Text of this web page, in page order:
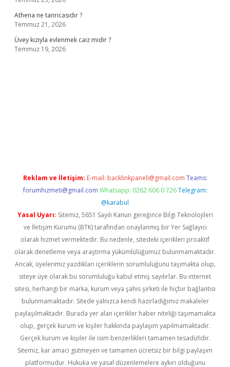
Athena ne tanricasıdır ?
Temmuz 21, 2026
Üvey kızıyla evlenmek caiz midir ?
Temmuz 19, 2026
Reklam ve İletişim: E-mail: backlinkpaneli@gmail.com Teams:
forumhizmeti@gmail.com Whatsapp: 0262 606 0 726 Telegram:
@karabul
Yasal Uyarı: Sitemiz, 5651 Sayılı Kanun gereğince Bilgi Teknolojileri
ve İletişim Kurumu (BTK) tarafından onaylanmış bir Yer Sağlayıcı
olarak hizmet vermektedir. Bu nedenle, sitedeki içerikleri proaktif
olarak denetleme veya araştırma yükümlülüğümüz bulunmamaktadır.
Ancak, üyelerimiz yazdıkları içeriklerin sorumluluğunu taşımakta olup,
siteye üye olarak bu sorumluluğu kabul etmiş sayılırlar. Bu internet
sitesi, herhangi bir marka, kurum veya şahıs şirketi ile hiçbir bağlantısı
bulunmamaktadır. Sitede yalnızca kendi hazırladığımız makaleler
paylaşılmaktadır. Burada yer alan içerikler haber niteliği taşımamakta
olup, gerçek kurum ve kişiler hakkında paylaşım yapılmamaktadır.
Gerçek kurum ve kişiler ile isim benzerlikleri tamamen tesadüfidir.
Sitemiz, kar amacı gütmeyen ve tamamen ücretsiz bir bilgi paylaşım
platformudur. Hukuka ve yasal düzenlemelere aykırı olduğunu